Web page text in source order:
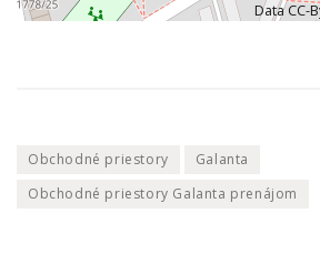
Data CC-
Obchodné priestory
Galanta
Obchodné priestory Galanta prenájom